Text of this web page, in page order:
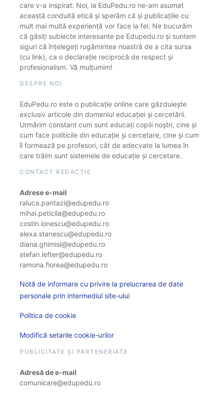
care v-a inspirat. Noi, la EduPedu.ro ne-am asumat
această conduită etică și sperăm că și publicațiile cu
mult mai multă experiență vor face la fel. Ne bucurăm
că găsiți subiecte interesante pe Edupedu.ro și suntem
siguri că înțelegeți rugămintea noastră de a cita sursa
(cu link), ca o declarație reciprocă de respect și
profesionalism. Vă mulțumim!
DESPRE NOI
EduPedu.ro este o publicație online care găzduiește
exclusiv articole din domeniul educației și cercetării.
Urmărim constant cum sunt educați copiii noștri, cine și
cum face politicile din educație și cercetare, cine și cum
îi formează pe profesori, cât de adecvate la lumea în
care trăim sunt sistemele de educație și cercetare.
CONTACT REDACȚIE
Adrese e-mail
raluca.pantazi@edupedu.ro
mihai.peticila@edupedu.ro
costin.ionescu@edupedu.ro
alexa.stanescu@edupedu.ro
diana.ghimisi@edupedu.ro
stefan.lefter@edupedu.ro
ramona.florea@edupedu.ro
Notă de informare cu privire la prelucrarea de date
personale prin intermediul site-ului
Politica de cookie
Modifică setarile cookie-urilor
PUBLICITATE ȘI PARTENERIATE
Adresă de e-mail
comunicare@edupedu.ro